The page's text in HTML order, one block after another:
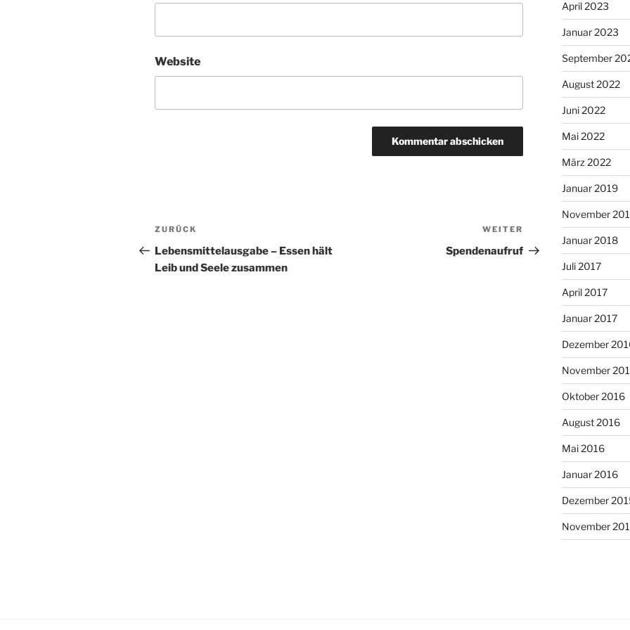
Website
Beitragsnavigation
Vorheriger
Beitrag
ZURÜCK
Lebensmittelausgabe – Essen hält
Leib und Seele zusammen
Nächster
Beitrag
WEITER
Spendenaufruf
April 2023
Januar 2023
September
August 2022
Juni 2022
Mai 2022
März 2022
Januar 2019
November
Januar 2018
Juli 2017
April 2017
Januar 2017
Dezember
November
Oktober 2016
August 2016
Mai 2016
Januar 2016
Dezember
November